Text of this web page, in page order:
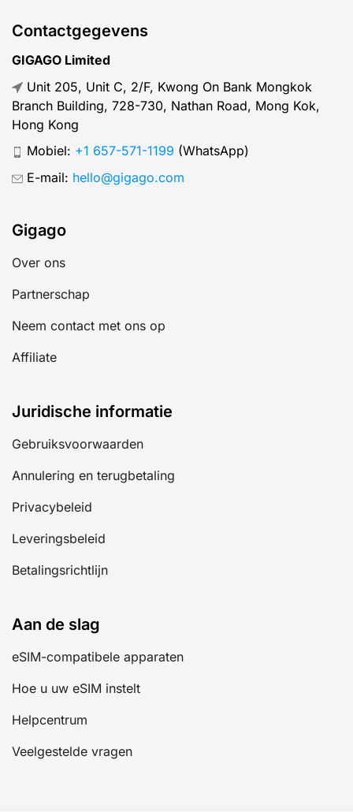
Contactgegevens
GIGAGO Limited
Unit 205, Unit C, 2/F, Kwong On Bank Mongkok
Branch Building, 728-730, Nathan Road, Mong Kok,
Hong Kong
Mobiel: +1 657-571-1199 (WhatsApp)
E-mail: hello@gigago.com
Gigago
Over ons
Partnerschap
Neem contact met ons op
Affiliate
Juridische informatie
Gebruiksvoorwaarden
Annulering en terugbetaling
Privacybeleid
Leveringsbeleid
Betalingsrichtlijn
Aan de slag
eSIM-compatibele apparaten
Hoe u uw eSIM instelt
Helpcentrum
Veelgestelde vragen